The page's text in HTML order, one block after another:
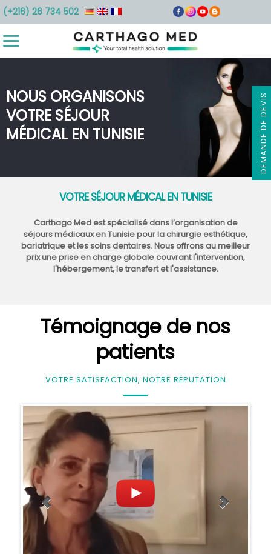
DEMANDE DE DEVIS
(+216) 26 734 502
NOUS ORGANISONS
VOTRE SÉJOUR
MÉDICAL EN TUNISIE
VOTRE SÉJOUR MÉDICAL EN TUNISIE
Carthago Med est spécialisé dans l’organisation de
séjours médicaux en Tunisie pour la chirurgie esthétique,
bariatrique et les soins dentaires. Nous offrons au meilleur
prix une prise en charge globale couvrant l'intervention,
l'hébergement, le transfert et l'assistance.
Témoignage de nos
patients
VOTRE SATISFACTION, NOTRE RÉPUTATION